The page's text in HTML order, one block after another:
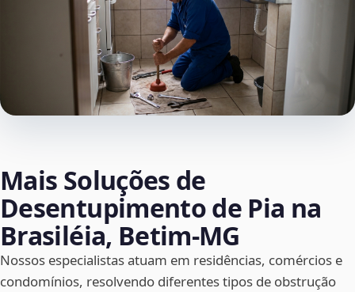
Mais Soluções de
Desentupimento de Pia na
Brasiléia, Betim‑MG
Nossos especialistas atuam em residências, comércios e
condomínios, resolvendo diferentes tipos de obstrução